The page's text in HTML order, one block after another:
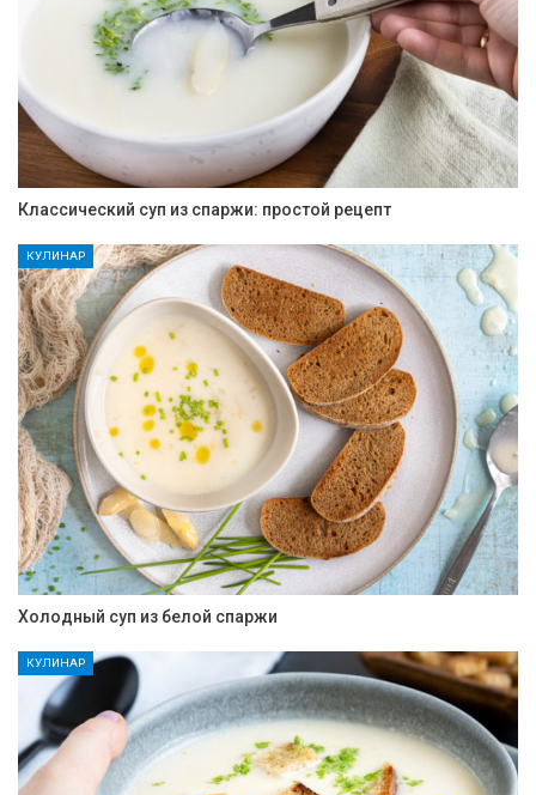
Классический суп из спаржи: простой рецепт
КУЛИНАР
Холодный суп из белой спаржи
КУЛИНАР